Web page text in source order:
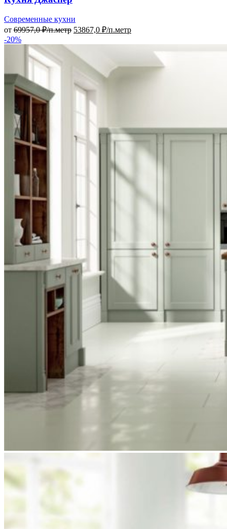
Современные кухни
от 69957,0₽/п.метр 53867,0 ₽/п.метр
-20%